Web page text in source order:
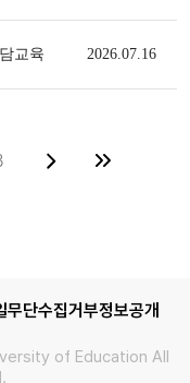
교육 2026.07.16
무단수집거부정보공개
of Education All